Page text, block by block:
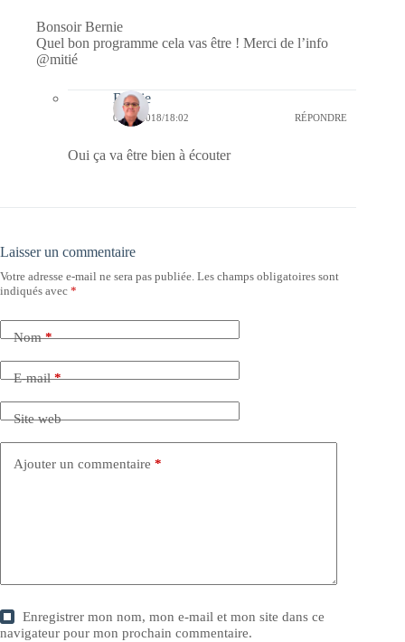
Bonsoir Bernie
Quel bon programme cela vas être ! Merci de l’info
@mitié
Bernie
05/05/2018/18:02 RÉPONDRE
Oui ça va être bien à écouter
Laisser un commentaire
Votre adresse e-mail ne sera pas publiée. Les champs obligatoires sont
indiqués avec *
Nom*
E-mail*
Site web
Ajouter un commentaire *
Enregistrer mon nom, mon e-mail et mon site dans ce
navigateur pour mon prochain commentaire.